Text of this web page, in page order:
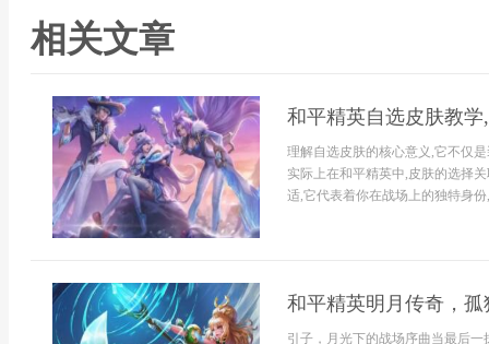
相关文章
和平精英自选皮肤教
理解自选皮肤的核心意义,它不仅
实际上在和平精英中,皮肤的选择
适,它代表着你在战场上的独特身
和平精英明月传奇，
引子，月光下的战场序曲当最后